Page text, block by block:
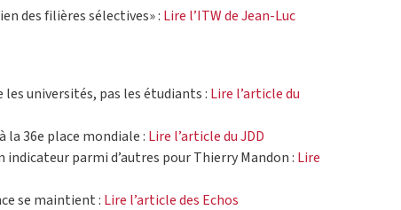
des filières sélectives» : Lire l’ITW de Jean-Luc
universités, pas les étudiants : Lire l’article du
la 36e place mondiale : Lire l’article du JDD
indicateur parmi d’autres pour Thierry Mandon : Lire
se maintient : Lire l’article des Echos